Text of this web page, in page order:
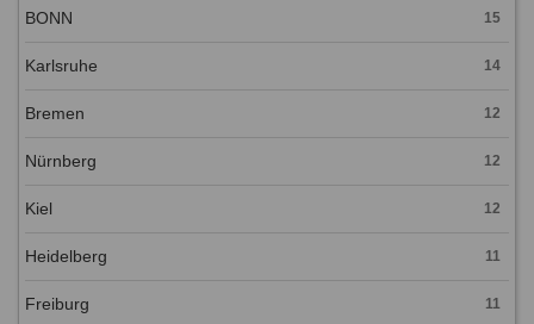
BONN 15
Karlsruhe 14
Bremen 12
Nürnberg 12
Kiel 12
Heidelberg 11
Freiburg 11